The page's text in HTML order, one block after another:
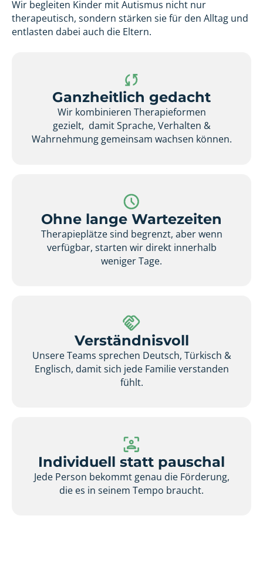
Wir begleiten Kinder mit Autismus nicht nur
therapeutisch, sondern stärken sie für den Alltag und
entlasten dabei auch die Eltern.
Ganzheitlich gedacht
Wir kombinieren Therapieformen
gezielt, damit Sprache, Verhalten &
Wahrnehmung gemeinsam wachsen können.
Ohne lange Wartezeiten
Therapieplätze sind begrenzt, aber wenn
verfügbar, starten wir direkt innerhalb
weniger Tage.
Verständnisvoll
Unsere Teams sprechen Deutsch, Türkisch &
Englisch, damit sich jede Familie verstanden
fühlt.
Individuell statt pauschal
Jede Person bekommt genau die Förderung,
die es in seinem Tempo braucht.